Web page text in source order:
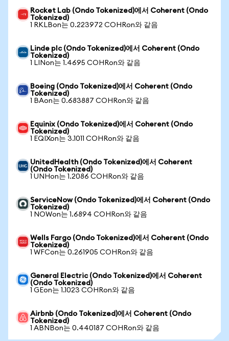
Rocket Lab (Ondo Tokenized)에서 Coherent (Ondo
Tokenized)
1 RKLBon는 0.223972 COHRon와 같음
Linde plc (Ondo Tokenized)에서 Coherent (Ondo
Tokenized)
1 LINon는 1.4695 COHRon와 같음
Boeing (Ondo Tokenized)에서 Coherent (Ondo
Tokenized)
1 BAon는 0.683887 COHRon와 같음
Equinix (Ondo Tokenized)에서 Coherent (Ondo
Tokenized)
1 EQIXon는 3.1011 COHRon와 같음
UnitedHealth (Ondo Tokenized)에서 Coherent
(Ondo Tokenized)
1 UNHon는 1.2086 COHRon와 같음
ServiceNow (Ondo Tokenized)에서 Coherent (Ondo
Tokenized)
1 NOWon는 1.6894 COHRon와 같음
Wells Fargo (Ondo Tokenized)에서 Coherent (Ondo
Tokenized)
1 WFCon는 0.261905 COHRon와 같음
General Electric (Ondo Tokenized)에서 Coherent
(Ondo Tokenized)
1 GEon는 1.1023 COHRon와 같음
Airbnb (Ondo Tokenized)에서 Coherent (Ondo
Tokenized)
1 ABNBon는 0.440187 COHRon와 같음